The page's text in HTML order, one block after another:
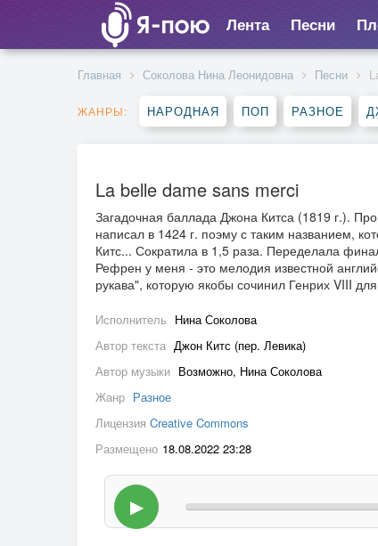
Лента Песни
Главная Соколова Нина Леонидовна Песни
ЖАНРЫ: НАРОДНАЯ ПОП РАЗНОЕ
La belle dame sans merci
Загадочная баллада Джона Китса (1819 г.).
написал в 1424 г. поэму с таким названием,
Китс... Сократила в 1,5 раза. Переделала
Рефрен у меня - это мелодия известной
рукава", которую якобы сочинил Генрих VIII
Исполнитель Нина Соколова
Автор текста Джон Китс (пер. Левика)
Автор музыки Возможно, Нина Соколова
Жанр Разное
Лицензия Creative Commons
Размещено 18.08.2022 23:28
▶